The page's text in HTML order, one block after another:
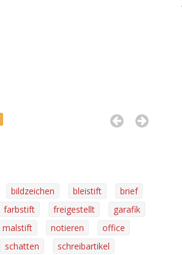
bildzeichen bleistift
brief
farbstift freigestellt
garafik
malstift notieren
office
schatten
schreibartikel